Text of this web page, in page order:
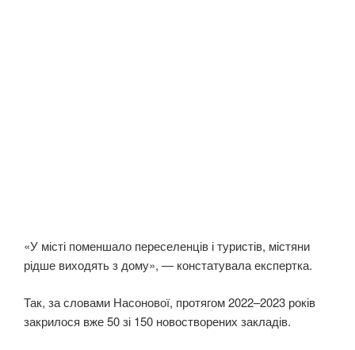
«У місті поменшало переселенців і туристів, містяни
рідше виходять з дому», — констатувала експертка.
Так, за словами Насонової, протягом 2022–2023 років
закрилося вже 50 зі 150 новостворених закладів.